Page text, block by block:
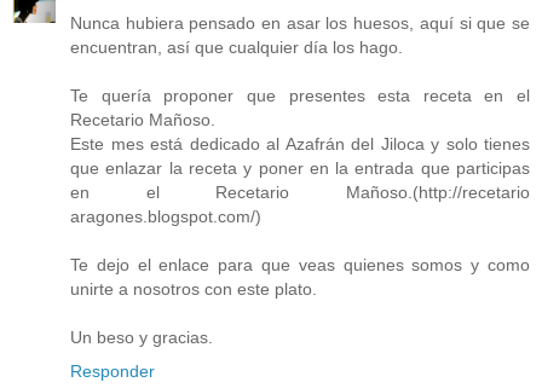
Nunca hubiera pensado en asar los huesos, aquí si que se
encuentran, así que cualquier día los hago.
Te quería proponer que presentes esta receta en el
Recetario Mañoso.
Este mes está dedicado al Azafrán del Jiloca y solo tienes
que enlazar la receta y poner en la entrada que participas
en el Recetario Mañoso.(http://recetario
aragones.blogspot.com/)
Te dejo el enlace para que veas quienes somos y como
unirte a nosotros con este plato.
Un beso y gracias.
Responder